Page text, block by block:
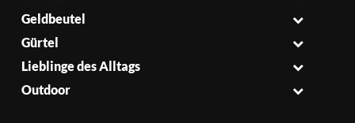
Geldbeutel
Gürtel
Lieblinge des Alltags
Outdoor